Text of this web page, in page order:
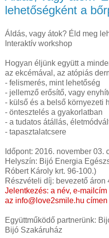
lehetőségként a
Áldás, vagy átok? Éld meg
Interaktív workshop
Hogyan éljünk együtt a
az ekcémával, az atópiás
- felismerés, mint lehetőség
- jellemző erősítő, vagy
- külső és a belső környezeti
- öntesztelés a gyakorlatban
- a tudatos átállás,
- tapasztalatcsere
Időpont: 2016. november 03.
Helyszín: Bijó Energia
Róbert Károly krt. 96-100.)
Részvételi díj: bevezető áron
Jelentkezés: a név, e-
az info@love2smile.hu címen
Együttműködő partnerünk:
Bijó Szakáruház